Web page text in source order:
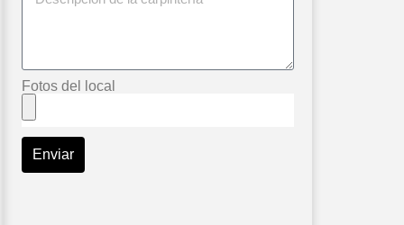
Fotos del local
Enviar